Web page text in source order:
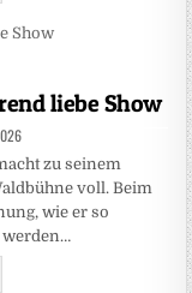
liebe Show
zu seinem
voll. Beim
wie er so